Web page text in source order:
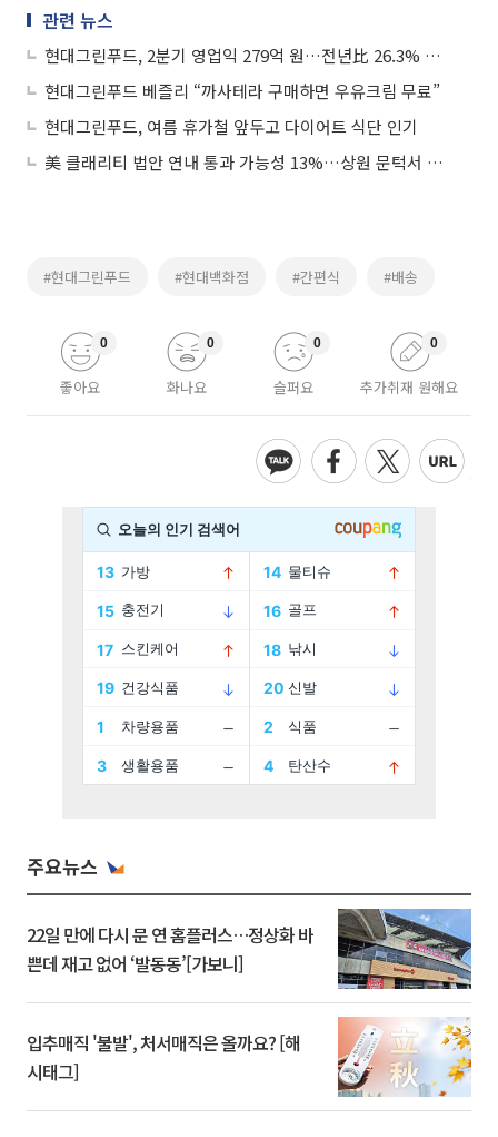
관련 뉴스
현대그린푸드, 2분기 영업익 279억 원…전년比 26.3% 증가
현대그린푸드 베즐리 “까사테라 구매하면 우유크림 무료”
현대그린푸드, 여름 휴가철 앞두고 다이어트 식단 인기
美 클래리티 법안 연내 통과 가능성 13%…상원 문턱서 제동
#현대그린푸드 #현대백화점 #간편식 #배송
좋아요
0
화나요
0
슬퍼요
0
추가취재 원해요
0
주요뉴스
22일 만에 다시 문 연 홈플러스…정상화 바
쁜데 재고 없어 ‘발동동’[가보니]
입추매직 '불발', 처서매직은 올까요? [해
시태그]